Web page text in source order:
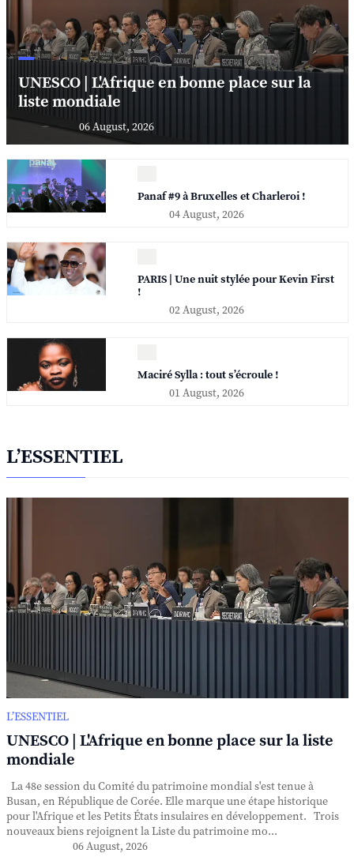
UNESCO | L'Afrique en bonne place sur la
liste mondiale
06 August, 2026
Panaf #9 à Bruxelles et Charleroi !
04 August, 2026
PARIS | Une nuit stylée pour Kevin First
!
02 August, 2026
Maciré Sylla : tout s’écroule !
01 August, 2026
L’ESSENTIEL
L’ESSENTIEL
UNESCO | L'Afrique en bonne place sur la liste
mondiale
La 48e session du Comité du patrimoine mondial s'est tenue à
Busan, en République de Corée. Elle marque une étape historique
pour l'Afrique et les Petits États insulaires en développement. Trois
nouveaux biens rejoignent la Liste du patrimoine mo...
06 August, 2026